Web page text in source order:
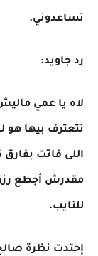
تساعدوني.
رد جاويد:
لاه يا عمي
تتعترف بيها هو
اللى فاتت
مقدرش أجطع رزق
للنايب.
إحتدت نظرة